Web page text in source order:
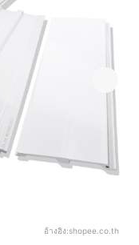
อ้างอิง:shopee.co.th